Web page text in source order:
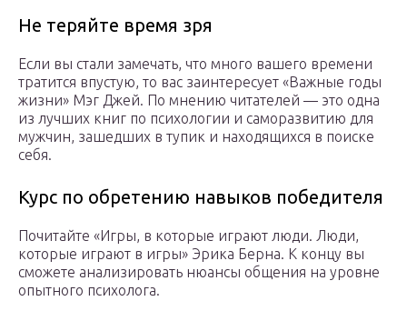
Не теряйте время зря
Если вы стали замечать, что много вашего времени
тратится впустую, то вас заинтересует «Важные годы
жизни» Мэг Джей. По мнению читателей — это одна
из лучших книг по психологии и саморазвитию для
мужчин, зашедших в тупик и находящихся в поиске
себя.
Курс по обретению навыков победителя
Почитайте «Игры, в которые играют люди. Люди,
которые играют в игры» Эрика Берна. К концу вы
сможете анализировать нюансы общения на уровне
опытного психолога.